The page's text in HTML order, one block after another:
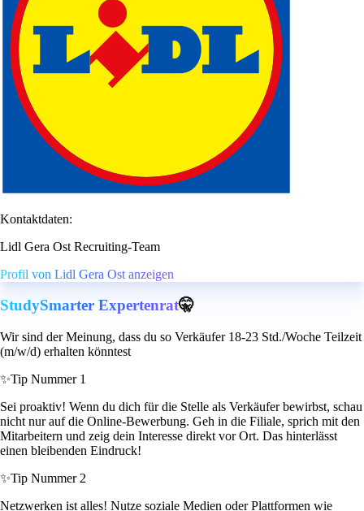
Kontaktdaten:
Lidl Gera Ost Recruiting-Team
Profil von Lidl Gera Ost anzeigen
StudySmarter Expertenrat🤫
Wir sind der Meinung, dass du so Verkäufer 18-23 Std./Woche Teilzeit
(m/w/d) erhalten könntest
✨Tip Nummer 1
Sei proaktiv! Wenn du dich für die Stelle als Verkäufer bewirbst, schau
nicht nur auf die Online-Bewerbung. Geh in die Filiale, sprich mit den
Mitarbeitern und zeig dein Interesse direkt vor Ort. Das hinterlässt
einen bleibenden Eindruck!
✨Tip Nummer 2
Netzwerken ist alles! Nutze soziale Medien oder Plattformen wie